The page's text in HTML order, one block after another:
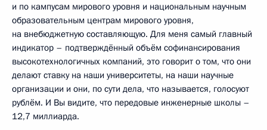
и по кампусам мирового уровня и национальным научным
образовательным центрам мирового уровня,
на внебюджетную составляющую. Для меня самый главный
индикатор – подтверждённый объём софинансирования
высокотехнологичных компаний, это говорит о том, что они
делают ставку на наши университеты, на наши научные
организации и они, по сути дела, что называется, голосуют
рублём. И Вы видите, что передовые инженерные школы –
12,7 миллиарда.